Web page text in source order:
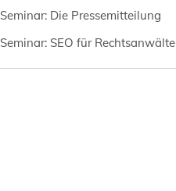
Seminar: Die Pressemitteilung
Seminar: SEO für Rechtsanwälte